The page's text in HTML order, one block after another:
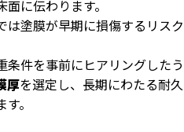
面に伝わります。
は塗膜が早期に損傷するリスク
件を事前にヒアリングしたう
厚を選定し、長期にわたる耐久
。